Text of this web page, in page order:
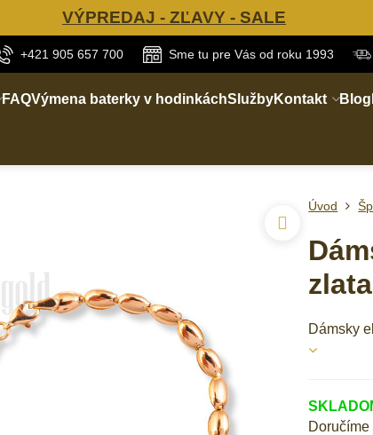
VÝPREDAJ - ZĽAVY - SALE
+421 905 657 700 Sme tu pre Vás od roku 1993
FAQVýmena baterky v hodinkáchSlužbyKontakt Blog
Úvod
Dámsky
Doručíme